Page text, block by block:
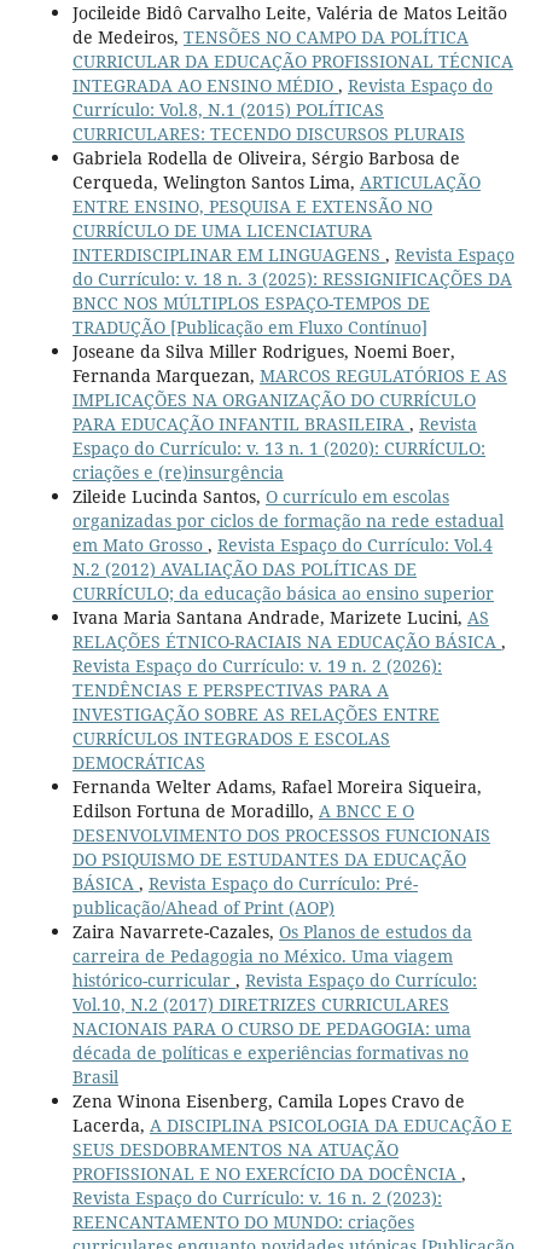
Jocileide Bidô Carvalho Leite, Valéria de Matos Leitão
de Medeiros, TENSÕES NO CAMPO DA POLÍTICA
CURRICULAR DA EDUCAÇÃO PROFISSIONAL TÉCNICA
INTEGRADA AO ENSINO MÉDIO , Revista Espaço do
Currículo: Vol.8, N.1 (2015) POLÍTICAS
CURRICULARES: TECENDO DISCURSOS PLURAIS
Gabriela Rodella de Oliveira, Sérgio Barbosa de
Cerqueda, Welington Santos Lima, ARTICULAÇÃO
ENTRE ENSINO, PESQUISA E EXTENSÃO NO
CURRÍCULO DE UMA LICENCIATURA
INTERDISCIPLINAR EM LINGUAGENS , Revista Espaço
do Currículo: v. 18 n. 3 (2025): RESSIGNIFICAÇÕES DA
BNCC NOS MÚLTIPLOS ESPAÇO-TEMPOS DE
TRADUÇÃO [Publicação em Fluxo Contínuo]
Joseane da Silva Miller Rodrigues, Noemi Boer,
Fernanda Marquezan, MARCOS REGULATÓRIOS E AS
IMPLICAÇÕES NA ORGANIZAÇÃO DO CURRÍCULO
PARA EDUCAÇÃO INFANTIL BRASILEIRA , Revista
Espaço do Currículo: v. 13 n. 1 (2020): CURRÍCULO:
criações e (re)insurgência
Zileide Lucinda Santos, O currículo em escolas
organizadas por ciclos de formação na rede estadual
em Mato Grosso , Revista Espaço do Currículo: Vol.4
N.2 (2012) AVALIAÇÃO DAS POLÍTICAS DE
CURRÍCULO; da educação básica ao ensino superior
Ivana Maria Santana Andrade, Marizete Lucini, AS
RELAÇÕES ÉTNICO-RACIAIS NA EDUCAÇÃO BÁSICA ,
Revista Espaço do Currículo: v. 19 n. 2 (2026):
TENDÊNCIAS E PERSPECTIVAS PARA A
INVESTIGAÇÃO SOBRE AS RELAÇÕES ENTRE
CURRÍCULOS INTEGRADOS E ESCOLAS
DEMOCRÁTICAS
Fernanda Welter Adams, Rafael Moreira Siqueira,
Edilson Fortuna de Moradillo, A BNCC E O
DESENVOLVIMENTO DOS PROCESSOS FUNCIONAIS
DO PSIQUISMO DE ESTUDANTES DA EDUCAÇÃO
BÁSICA , Revista Espaço do Currículo: Pré-
publicação/Ahead of Print (AOP)
Zaira Navarrete-Cazales, Os Planos de estudos da
carreira de Pedagogia no México. Uma viagem
histórico-curricular , Revista Espaço do Currículo:
Vol.10, N.2 (2017) DIRETRIZES CURRICULARES
NACIONAIS PARA O CURSO DE PEDAGOGIA: uma
década de políticas e experiências formativas no
Brasil
Zena Winona Eisenberg, Camila Lopes Cravo de
Lacerda, A DISCIPLINA PSICOLOGIA DA EDUCAÇÃO E
SEUS DESDOBRAMENTOS NA ATUAÇÃO
PROFISSIONAL E NO EXERCÍCIO DA DOCÊNCIA ,
Revista Espaço do Currículo: v. 16 n. 2 (2023):
REENCANTAMENTO DO MUNDO: criações